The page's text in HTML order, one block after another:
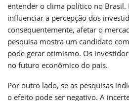
entender o clima político no Brasil.
influenciar a percepção dos
consequentemente, afetar o
pesquisa mostra um candidato
pode gerar otimismo. Os
no futuro econômico do país.
Por outro lado, se as pesquisas
o efeito pode ser negativo. A